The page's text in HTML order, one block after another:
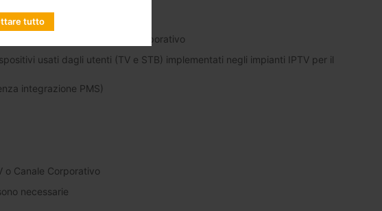
(Casting), Canale Corporativo
usati dagli utenti (TV e STB) implementati negli impianti IPTV per il
integrazione PMS)
o Canale Corporativo
necessarie
tutto